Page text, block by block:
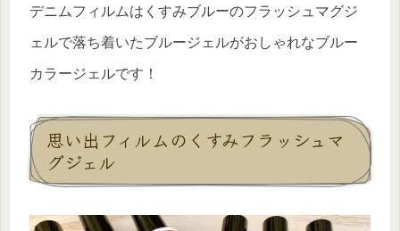
デニムフィルムはくすみブルーのフラッシュマグジ
ェルで落ち着いたブルージェルがおしゃれなブルー
カラージェルです！
思い出フィルムのくすみフラッシュマ
グジェル